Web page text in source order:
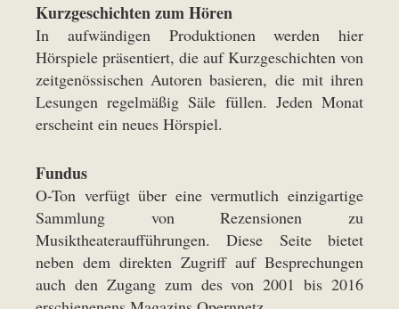
Kurzgeschichten zum Hören
In aufwändigen Produktionen werden hier
Hörspiele präsentiert, die auf Kurzgeschichten von
zeitgenössischen Autoren basieren, die mit ihren
Lesungen regelmäßig Säle füllen. Jeden Monat
erscheint ein neues Hörspiel.
Fundus
O-Ton verfügt über eine vermutlich einzigartige
Sammlung von Rezensionen zu
Musiktheateraufführungen. Diese Seitebietet
neben dem direkten Zugriff auf Besprechungen
auch den Zugang zum des von 2001 bis 2016